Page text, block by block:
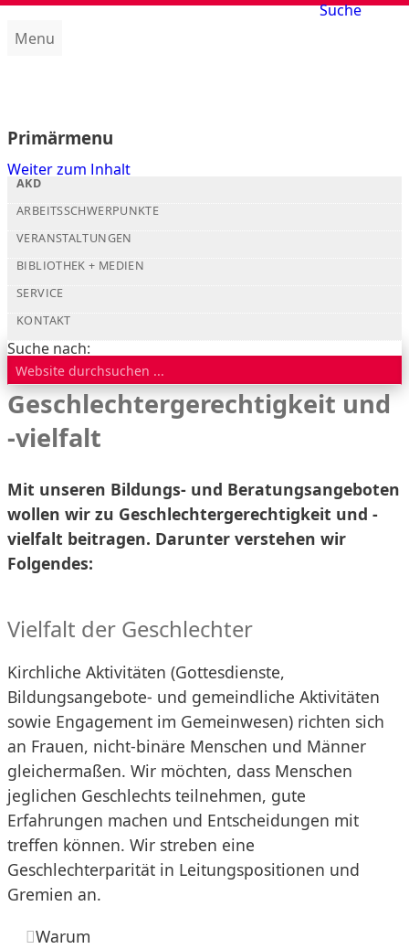
Menu
Primärmenu
Weiter zum Inhalt
AKD
ARBEITSSCHWERPUNKTE
VERANSTALTUNGEN
BIBLIOTHEK + MEDIEN
SERVICE
KONTAKT
Suche
Suche nach:
Geschlechtergerechtigkeit und
-vielfalt
Mit unseren Bildungs- und Beratungsangeboten
wollen wir zu Geschlechtergerechtigkeit und -
vielfalt beitragen. Darunter verstehen wir
Folgendes:
Vielfalt der Geschlechter
Kirchliche Aktivitäten (Gottesdienste,
Bildungsangebote- und gemeindliche Aktivitäten
sowie Engagement im Gemeinwesen) richten sich
an Frauen, nicht-binäre Menschen und Männer
gleichermaßen. Wir möchten, dass Menschen
jeglichen Geschlechts teilnehmen, gute
Erfahrungen machen und Entscheidungen mit
treffen können. Wir streben eine
Geschlechterparität in Leitungspositionen und
Gremien an.
Warum